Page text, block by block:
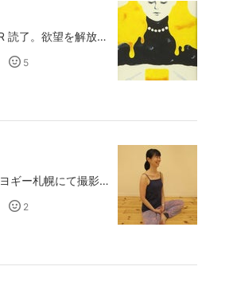
柚木麻子さんのBUTTER 読了。欲望を解放し食の喜びを存分に享受すること 繋がって信じること 世界にはまだ希望がありそれは自分の手の中にあることを信じられる一冊でした。作中に出てくる「バター醤油ご飯」をどうしても食べてみたくなってスーパーで手に入ったお高めバターで実食。背徳感を拭いきれませんでしたが確かに"落ちる"ものでした。
5
(2016年8月 スタジオヨギー札幌にて撮影)8月1日にヨギーが破産し札幌スタジオも即日閉鎖となりました。時間が経ってしまいましたがヨギーを愛して通って下さっていたお客様に感謝の気持ちが届くことを願ってブログを書いています。8月1日私たちインストラクターもお客様と同じタイミング同じメールでヨギーの破産を知りました。突然だったため現実を受け入れるまで時間がかかりました。はじまりがあれば必ず終わりが来るものですがこんな形でヨギーを失うことになるとは想像しておらず破産を知った後しばらくは茫然自失になっていました。私と同じように衝撃を受け悲しんでいた生徒さんもきっと多くいらっしゃったのではないかと思います。経営者の決定に雇われてる側は従うしかありませんが急に行き場を失くすことになった生徒さんにはほんとうに申し訳ないです。ヨギーでの日々を振り返ると生徒さんやスタッフさんの笑顔ばかり浮かびます。スタジオはいつ行ってもとても心地よい空間でした。あの場所は生徒さんとスタッフさんとインストラクターが一緒に作り上げた唯一無二のものだったと思います。ヨギーに通って下さる生徒さんは皆さん熱心で向上心があってタフでした。生徒さんの期待に応えられるようにまたクラスを楽しんでもらえるようにとプログラムを組むのも楽しみのひとつでした。札幌ヨギーの立ち上げから関わることができて私は幸運でした。スタジオは閉鎖となってしまいましたがヨギーは私のこれまでの支えのひとつでありこれからも大きな支えになってくれると思います。ヨギーに通って下さった皆さまほんとうにありがとうございました。皆さまのこれからの日々もあたたかく光に溢れますように。
2